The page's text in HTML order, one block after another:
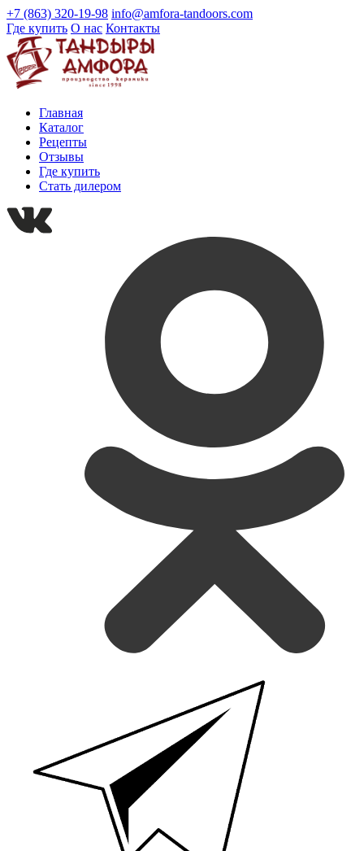
+7 (863) 320-19-98 info@amfora-tandoors.com
Где купить О нас Контакты
Главная
Каталог
Рецепты
Отзывы
Где купить
Стать дилером